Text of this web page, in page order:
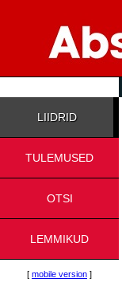
LIIDRID
TULEMUSED
OTSI
LEMMIKUD
[ mobile version ]